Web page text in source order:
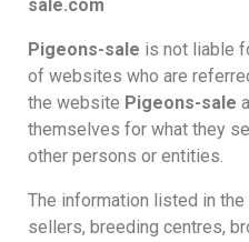
sale.com
Pigeons-sale is not liable
of websites who are
the website Pigeons-sale
themselves for what they
other persons or entities.
The information listed in
sellers, breeding centres,